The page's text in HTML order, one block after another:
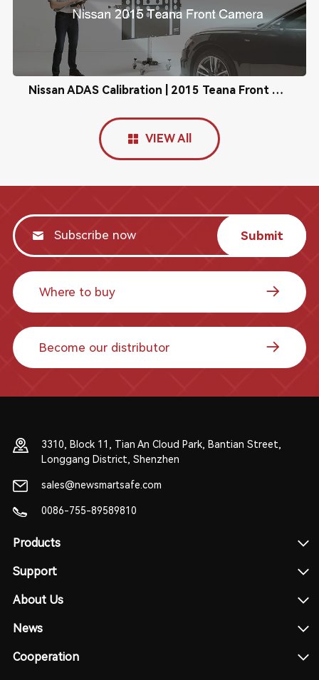
Nissan ADAS Calibration | 2015 Teana Front Camera Calibration
VIEW All
Submit
Where to buy
Become our distributor
3310, Block 11, Tian An Cloud Park, Bantian Street,
Longgang District, Shenzhen
sales@newsmartsafe.com
0086-755-89589810
Products
Support
About Us
News
Cooperation